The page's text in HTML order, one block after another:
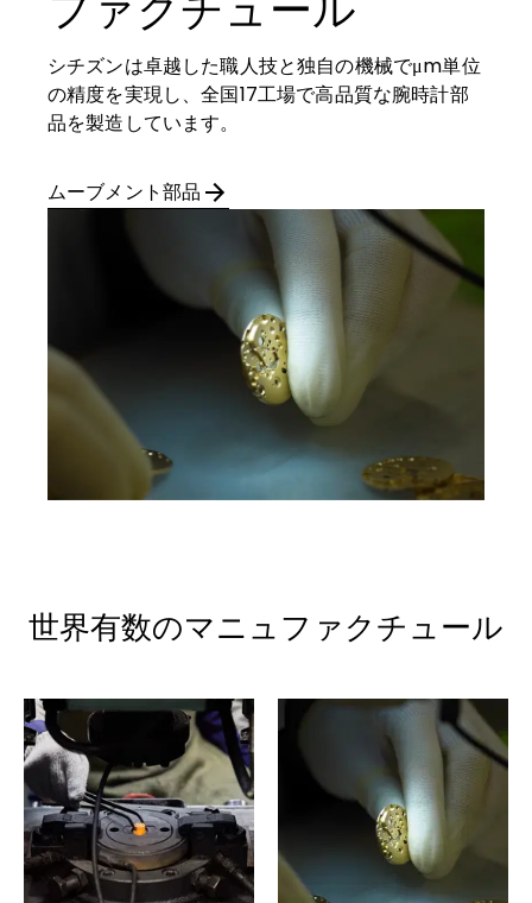
シチズンは卓越した職人技と独自の機械でμm単位
の精度を実現し、全国17工場で高品質な腕時計部
品を製造しています。
ムーブメント部品
世界有数のマニュファクチュール